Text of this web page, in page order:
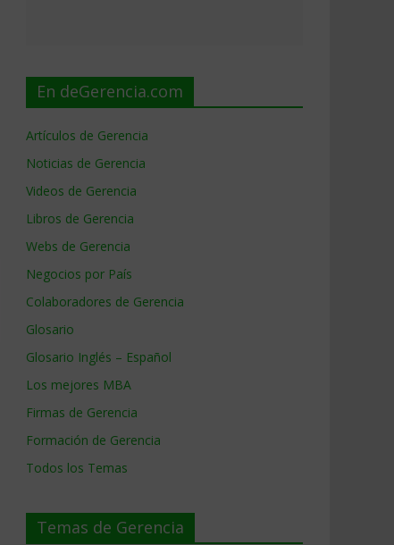
En deGerencia.com
Artículos de Gerencia
Noticias de Gerencia
Videos de Gerencia
Libros de Gerencia
Webs de Gerencia
Negocios por País
Colaboradores de Gerencia
Glosario
Glosario Inglés – Español
Los mejores MBA
Firmas de Gerencia
Formación de Gerencia
Todos los Temas
Temas de Gerencia